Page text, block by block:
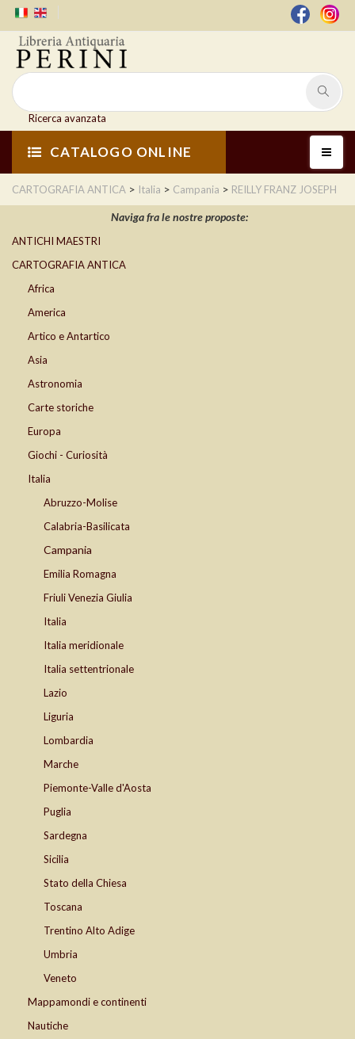
Ricerca avanzata
CATALOGO ONLINE
CARTOGRAFIA ANTICA > Italia > Campania > REILLY FRANZ JOSEPH
Naviga fra le nostre proposte:
ANTICHI MAESTRI
CARTOGRAFIA ANTICA
Africa
America
Artico e Antartico
Asia
Astronomia
Carte storiche
Europa
Giochi - Curiosità
Italia
Abruzzo-Molise
Calabria-Basilicata
Campania
Emilia Romagna
Friuli Venezia Giulia
Italia
Italia meridionale
Italia settentrionale
Lazio
Liguria
Lombardia
Marche
Piemonte-Valle d'Aosta
Puglia
Sardegna
Sicilia
Stato della Chiesa
Toscana
Trentino Alto Adige
Umbria
Veneto
Mappamondi e continenti
Nautiche